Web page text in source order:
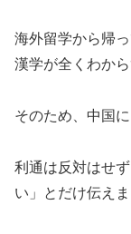
海外留学から帰
漢学が全くわか
そのため、中国
利通は反対はせ
い」とだけ伝えま